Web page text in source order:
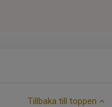
Tillbaka till toppen